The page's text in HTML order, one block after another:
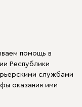
помощь в
Республики
службами
оказания ими